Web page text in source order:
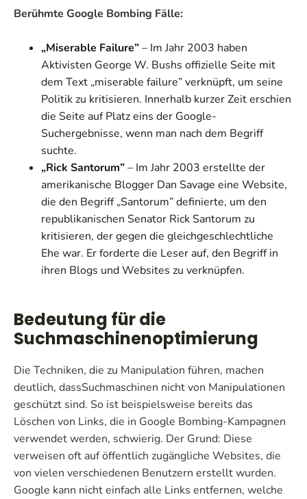
Berühmte Google Bombing Fälle:
„Miserable Failure”– Im Jahr 2003 haben
Aktivisten George W. Bushs offizielle Seite mit
dem Text „miserable failure” verknüpft, um seine
Politik zu kritisieren. Innerhalb kurzer Zeit erschien
die Seite auf Platz eins der Google-
Suchergebnisse, wenn man nach dem Begriff
suchte.
„Rick Santorum”– Im Jahr 2003 erstellte der
amerikanische Blogger Dan Savage eine Website,
die den Begriff „Santorum” definierte, um den
republikanischen Senator Rick Santorum zu
kritisieren, der gegen die gleichgeschlechtliche
Ehe war. Er forderte die Leser auf, den Begriff in
ihren Blogs und Websites zu verknüpfen.
Bedeutung für die
Suchmaschinenoptimierung
Die Techniken, die zu Manipulation führen, machen
deutlich, dassSuchmaschinen nicht von Manipulationen
geschützt sind. So ist beispielsweise bereits das
Löschen von Links, die in Google Bombing-Kampagnen
verwendet werden, schwierig. Der Grund: Diese
verweisen oft auf öffentlich zugängliche Websites, die
von vielen verschiedenen Benutzern erstellt wurden.
Google kann nicht einfach alle Links entfernen, welche